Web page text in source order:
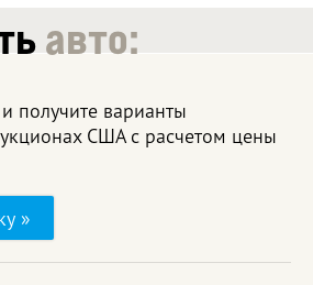
авто:
получите варианты
США с расчетом цены
»